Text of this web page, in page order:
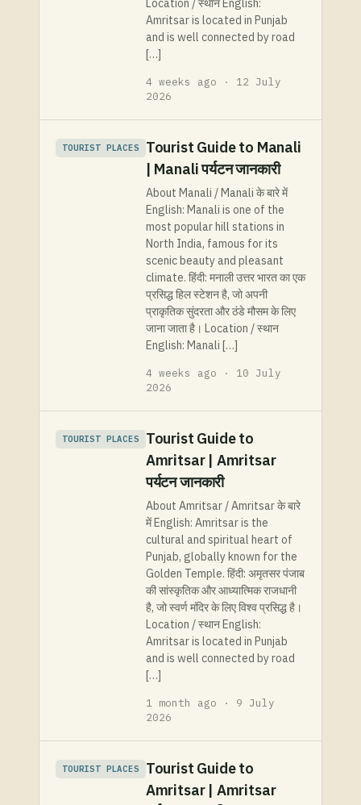
Location / स्थान English:
Amritsar is located in Punjab
and is well connected by road
[…]
4 weeks ago · 12 July
2026
TOURIST PLACES
Tourist Guide to Manali
| Manali पर्यटन जानकारी
About Manali / Manali के बारे में
English: Manali is one of the
most popular hill stations in
North India, famous for its
scenic beauty and pleasant
climate. हिंदी: मनाली उत्तर भारत का एक
प्रसिद्ध हिल स्टेशन है, जो अपनी
प्राकृतिक सुंदरता और ठंडे मौसम के लिए
जाना जाता है। Location / स्थान
English: Manali […]
4 weeks ago · 10 July
2026
TOURIST PLACES
Tourist Guide to
Amritsar | Amritsar
पर्यटन जानकारी
About Amritsar / Amritsar के बारे
में English: Amritsar is the
cultural and spiritual heart of
Punjab, globally known for the
Golden Temple. हिंदी: अमृतसर पंजाब
की सांस्कृतिक और आध्यात्मिक राजधानी
है, जो स्वर्ण मंदिर के लिए विश्व प्रसिद्ध है।
Location / स्थान English:
Amritsar is located in Punjab
and is well connected by road
[…]
1 month ago · 9 July
2026
TOURIST PLACES
Tourist Guide to
Amritsar | Amritsar